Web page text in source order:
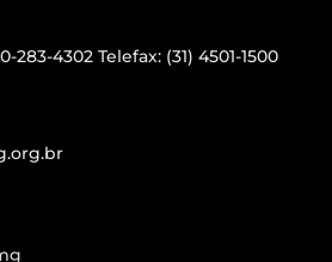
283-4302 Telefax: (31) 4501-1500